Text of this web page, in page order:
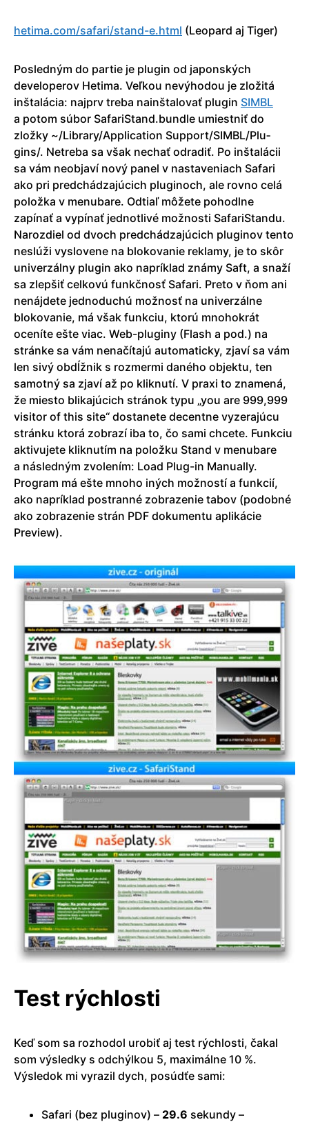
hetima.com/sa­fari/stand-e.html (Leopard aj Tiger)
Posledným do partie je plugin od japonských
developerov Hetima. Veľkou nevýhodou je zložitá
inštalácia: najprv treba nainštalovať plugin SIMBL
a potom súbor SafariStand.bundle umiestniť do
zložky ~/Library/Appli­cation Support/SIMBL/Plu­
gins/. Netreba sa však nechať odradiť. Po inštalácii
sa vám neobjaví nový panel v nastaveniach Safari
ako pri predchádzajúcich pluginoch, ale rovno celá
položka v menubare. Odtiaľ môžete pohodlne
zapínať a vypínať jednotlivé možnosti SafariStandu.
Narozdiel od dvoch predchádzajúcich pluginov tento
neslúži vyslovene na blokovanie reklamy, je to skôr
univerzálny plugin ako napríklad známy Saft, a snaží
sa zlepšiť celkovú funkčnosť Safari. Preto v ňom ani
nenájdete jednoduchú možnosť na univerzálne
blokovanie, má však funkciu, ktorú mnohokrát
oceníte ešte viac. Web-pluginy (Flash a pod.) na
stránke sa vám nenačítajú automaticky, zjaví sa vám
len sivý obdĺžnik s rozmermi daného objektu, ten
samotný sa zjaví až po kliknutí. V praxi to znamená,
že miesto blikajúcich stránok typu „you are 999,999
visitor of this site“ dostanete decentne vyzerajúcu
stránku ktorá zobrazí iba to, čo sami chcete. Funkciu
aktivujete kliknutím na položku Stand v menubare
a následným zvolením: Load Plug-in Manually.
Program má ešte mnoho iných možností a funkcií,
ako napríklad postranné zobrazenie tabov (podobné
ako zobrazenie strán PDF dokumentu aplikácie
Preview).
Test rýchlosti
Keď som sa rozhodol urobiť aj test rýchlosti, čakal
som výsledky s odchýlkou 5, maximálne 10 %.
Výsledok mi vyrazil dych, posúdťe sami:
Safari (bez pluginov) – 29.6 sekundy –